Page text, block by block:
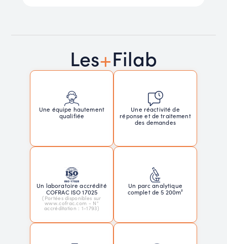
Les+Filab
Une équipe hautement
qualifiée
Une réactivité de
réponse et de traitement
des demandes
Un laboratoire accrédité
COFRAC ISO 17025
(Portées disponibles sur
www.cofrac.com - N°
accréditation : 1-1793)
Un parc analytique
complet de 5 200m²